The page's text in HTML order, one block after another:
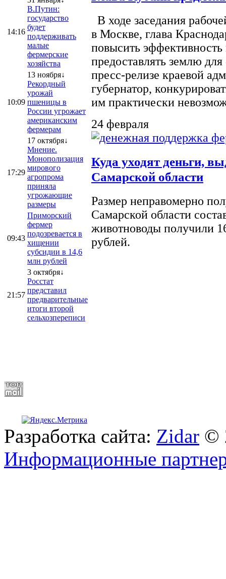
14:16
В.Путин:
государство
будет
поддерживать
малые
фермерские
хозяйства
10:09
13 ноября↓
Рекордный
урожай
пшеницы в
России угрожает
американским
фермерам
17:29
17 октября↓
Мнение.
Монополизация
мирового
агропрома
приняла
угрожающие
размеры
09:43
Приморский
фермер
подозревается в
хищении
субсидии в 14,6
млн рублей
21:57
3 октября↓
Росстат
представил
предварительные
итоги второй
сельхозпереписи
В ходе заседания
в Москве, глава
повысить эффективность
предоставлять землю
пресс-релизе краевой
губернатор,
им практически
24 февраля
Куда уходят деньги,
Самарской области
Размер неправомерно
Самарской области
животноводы получили
рублей.
Разработка сайта: Zidar ©
Информационные